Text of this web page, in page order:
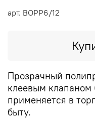
арт. BOPP6/12
Прозрачный
клеевым клапаном
применяется в
быту.